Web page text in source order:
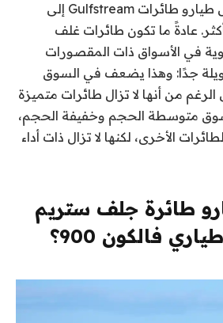
وGlobal 8000. ويميل طيارو طائرات Gulfstream إلى
عادةً ما تكون طائرات غلف
في الأسواق ذات المقصورات
جدًا: وهذا يضعف في السوق
من أنها لا تزال طائرات متميزة
متوسطة الحجم وخفيفة الحجم،
الأخرى، لكنها لا تزال ذات أداء
طائرة جلف ستريم